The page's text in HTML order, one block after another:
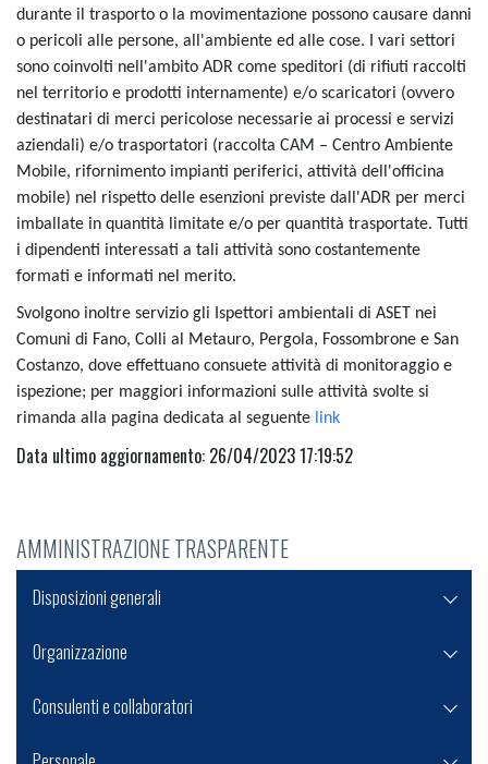
durante il trasporto o la movimentazione possono causare danni
o pericoli alle persone, all'ambiente ed alle cose. I vari settori
sono coinvolti nell'ambito ADR come speditori (di rifiuti raccolti
nel territorio e prodotti internamente) e/o scaricatori (ovvero
destinatari di merci pericolose necessarie ai processi e servizi
aziendali) e/o trasportatori (raccolta CAM – Centro Ambiente
Mobile, rifornimento impianti periferici, attività dell'officina
mobile) nel rispetto delle esenzioni previste dall'ADR per merci
imballate in quantità limitate e/o per quantità trasportate. Tutti
i dipendenti interessati a tali attività sono costantemente
formati e informati nel merito.
Svolgono inoltre servizio gli Ispettori ambientali di ASET nei
Comuni di Fano, Colli al Metauro, Pergola, Fossombrone e San
Costanzo, dove effettuano consuete attività di monitoraggio e
ispezione; per maggiori informazioni sulle attività svolte si
rimanda alla pagina dedicata al seguente link
Data ultimo aggiornamento: 26/04/2023 17:19:52
AMMINISTRAZIONE TRASPARENTE
Disposizioni generali
Organizzazione
Consulenti e collaboratori